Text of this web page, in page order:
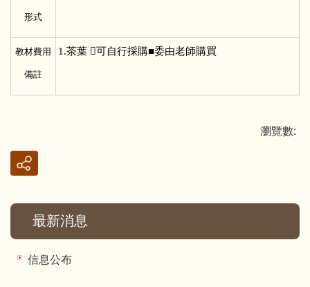
形式
教材費用
備註
1.茶葉 可自行採購■委由老師購買
瀏覽數:
最新消息
信息公布